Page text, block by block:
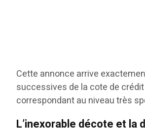
Cette annonce arrive
successives de la cote de
correspondant au niveau très
L’inexorable décote et la